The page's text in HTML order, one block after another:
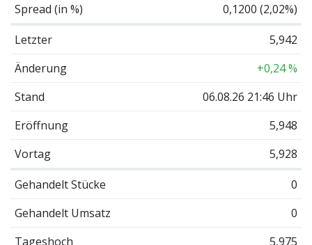
Spread (in %)
0,1200 (2,02%)
Letzter
5,942
Änderung
+0,24 %
Stand
06.08.26 21:46 Uhr
Eröffnung
5,948
Vortag
5,928
Gehandelt Stücke
0
Gehandelt Umsatz
0
Tageshoch
5,975